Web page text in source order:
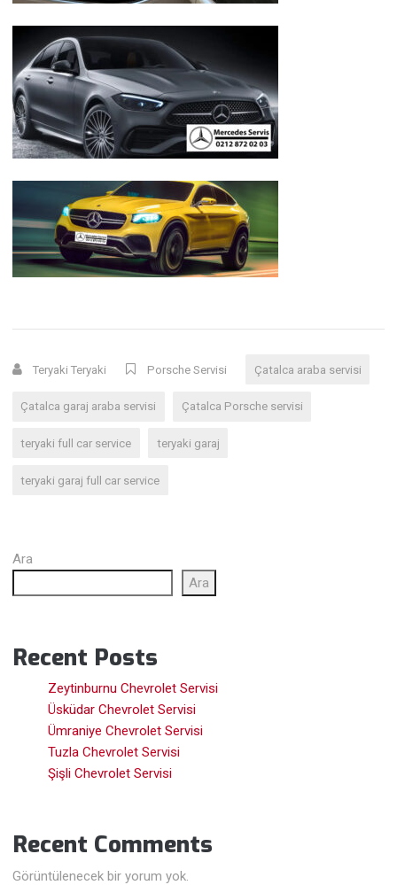
Teryaki Teryaki Porsche Servisi Çatalca araba servisi
Çatalca garaj araba servisi Çatalca Porsche servisi
teryaki full car service teryaki garaj
teryaki garaj full car service
Ara
Ara
Recent Posts
Zeytinburnu Chevrolet Servisi
Üsküdar Chevrolet Servisi
Ümraniye Chevrolet Servisi
Tuzla Chevrolet Servisi
Şişli Chevrolet Servisi
Recent Comments
Görüntülenecek bir yorum yok.